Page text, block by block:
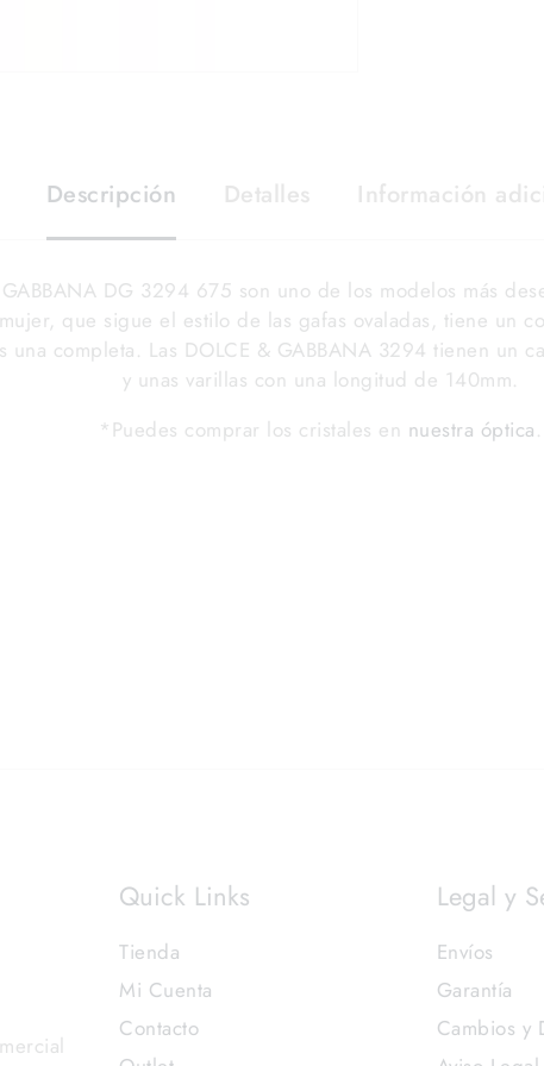
Descripción Detalles Información
DG 3294 675 son uno de los modelos más
que sigue el estilo de las gafas ovaladas, tiene un
una completa. Las DOLCE & GABBANA 3294 tienen un
y unas varillas con una longitud de 140mm.
*Puedes comprar los cristales en nuestra óptica.
Quick Links
Tienda
Mi Cuenta
Contacto
Legal y
Envíos
Garantía
Cambios y